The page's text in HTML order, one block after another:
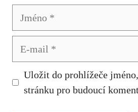
Jméno
Uložit do prohlížeče
stránku pro budoucí